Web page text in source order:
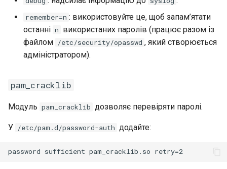
remember=n : використовуйте це, щоб запам’ятати
останні n використаних паролів (працює разом із
файлом /etc/security/opasswd , який створюється
адміністратором).
pam_cracklib
Модуль pam_cracklib дозволяє перевіряти паролі.
У /etc/pam.d/password-auth додайте: